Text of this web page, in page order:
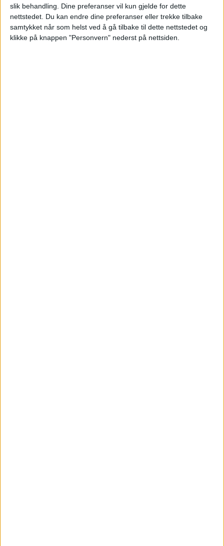
slik behandling. Dine preferanser vil kun gjelde for dette
nettstedet. Du kan endre dine preferanser eller trekke tilbake
samtykket når som helst ved å gå tilbake til dette nettstedet og
klikke på knappen "Personvern" nederst på nettsiden.
osloskolen i årene som kommer», står det
i invitasjonen.